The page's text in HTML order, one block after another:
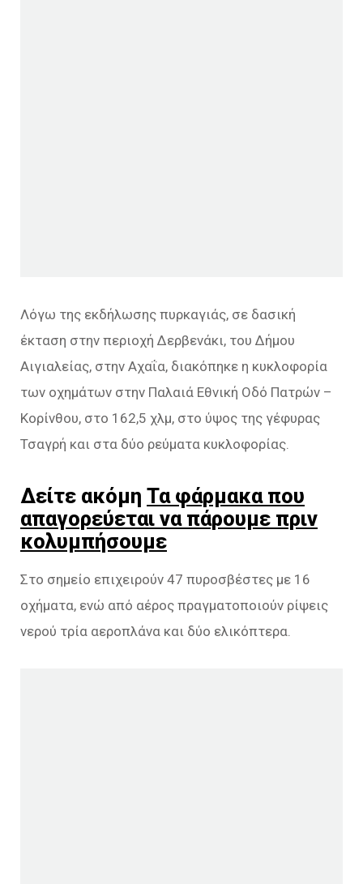
Λόγω της εκδήλωσης πυρκαγιάς, σε δασική
έκταση στην περιοχή Δερβενάκι, του Δήμου
Αιγιαλείας, στην Αχαΐα, διακόπηκε η κυκλοφορία
των οχημάτων στην Παλαιά Εθνική Οδό Πατρών –
Κορίνθου, στο 162,5 χλμ, στο ύψος της γέφυρας
Τσαγρή και στα δύο ρεύματα κυκλοφορίας.
Δείτε ακόμη Τα φάρμακα που
απαγορεύεται να πάρουμε πριν
κολυμπήσουμε
Στο σημείο επιχειρούν 47 πυροσβέστες με 16
οχήματα, ενώ από αέρος πραγματοποιούν ρίψεις
νερού τρία αεροπλάνα και δύο ελικόπτερα.